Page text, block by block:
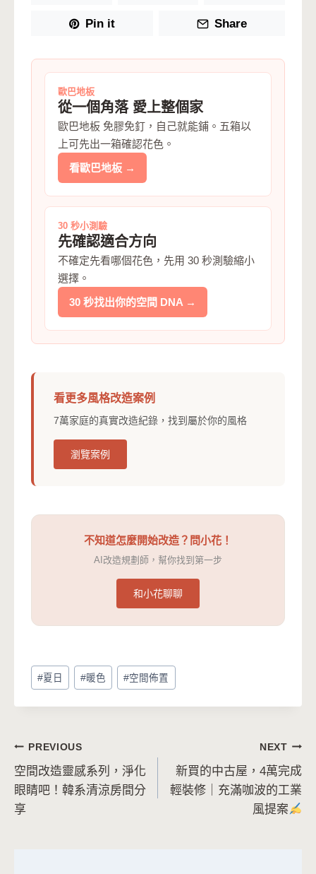
Pin it Share
歐巴地板
從一個角落 愛上整個家
歐巴地板 免膠免釘，自己就能鋪。五箱以
上可先出一箱確認花色。
看歐巴地板 →
30 秒小測驗
先確認適合方向
不確定先看哪個花色，先用 30 秒測驗縮小
選擇。
30 秒找出你的空間 DNA →
看更多風格改造案例
7萬家庭的真實改造紀錄，找到屬於你的風格
瀏覽案例
不知道怎麼開始改造？問小花！
AI改造規劃師，幫你找到第一步
和小花聊聊
Post
Tags:
#夏日 #暖色 #空間佈置
文
章
導
PREVIOUS
空間改造靈感系列，淨化
眼睛吧！韓系清涼房間分
享
NEXT
新買的中古屋，4萬完成
輕裝修｜充滿咖波的工業
風提案